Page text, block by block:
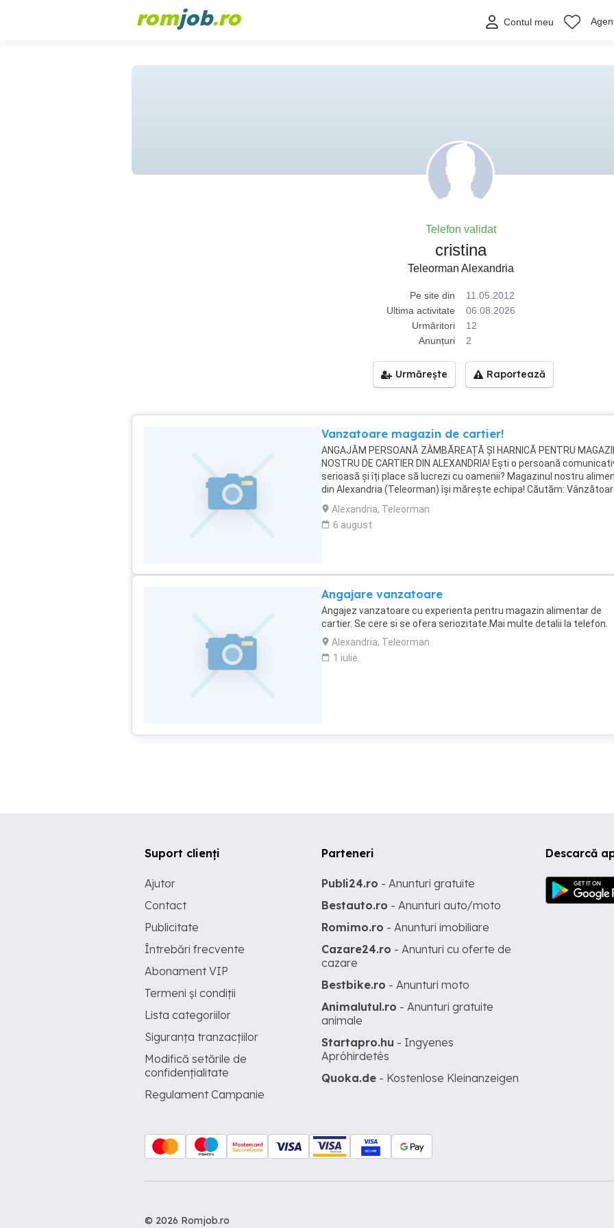
romjob.ro Contul meu
Telefon validat
cristina
Teleorman Alexandria
Pe site din
11.05.2012
Ultima activitate
06.08.2026
Urmăritori
12
Anunțuri
2
Urmărește Raportează
Vanzatoare magazin de cartier!
ANGAJĂM PERSOANĂ ZÂMBĂREAȚĂ ȘI HARNICĂ PENTRU
NOSTRU DE CARTIER DIN ALEXANDRIA! Ești o persoană
serioasă și îți place să lucrezi cu oamenii? Magazinul nostru
din Alexandria (Teleorman) își mărește echipa! Căutăm:
lucrător comercial (Experiența e un plus, dar nu e obligatorie te
noi tot ce trebuie!) Ce vei face: Vei întâmpina clienții cu zâmbetul pe
buze Vei aranja produsele și vei avea grijă ca magazinul să fie mereu
vrei să lucrezi cu noi, sună la sau vino direct la magazin să ne
cunoaștem! Hai să facem împreună ca fiecare zi la magazin să fie
plăcută și pentru clienți, și pentru noi!
Alexandria, Teleorman
6 august
Angajare vanzatoare
Angajez vanzatoare cu experienta pentru magazin alimentar de
cartier. Se cere si se ofera seriozitate.Mai multe detalii la telefon.
Alexandria, Teleorman
1 iulie
Descarcă
Suport clienți
Ajutor
Contact
Publicitate
Întrebări frecvente
Abonament VIP
Termeni și condiții
Lista categoriilor
Siguranța tranzacțiilor
Modifică setările de
confidențialitate
Regulament Campanie
Parteneri
Publi24.ro - Anunturi gratuite
Bestauto.ro - Anunturi auto/moto
Romimo.ro - Anunturi imobiliare
Cazare24.ro - Anunturi cu oferte de
cazare
Bestbike.ro - Anunturi moto
Animalutul.ro - Anunturi gratuite
animale
Startapro.hu - Ingyenes
Apróhirdetés
Quoka.de - Kostenlose Kleinanzeigen
© 2026 Romjob.ro